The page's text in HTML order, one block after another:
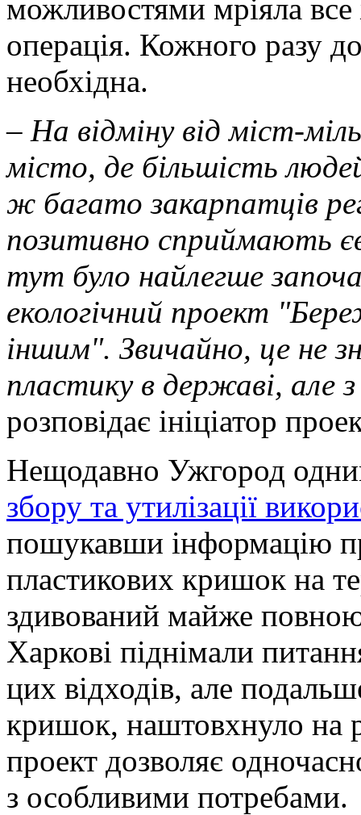
можливостями мріяла
операція. Кожного разу
необхідна.
– На відміну від міст-
місто, де більшість
ж багато закарпатців
позитивно сприймають
тут було найлегше
екологічний проект
іншим". Звичайно, це не
пластику в державі, але
розповідає ініціатор
Нещодавно Ужгород
збору та утилізації
пошукавши інформацію
пластикових кришок на
здивований майже
Харкові піднімали
цих відходів, але
кришок, наштовхнуло на
проект дозволяє
з особливими потребами.